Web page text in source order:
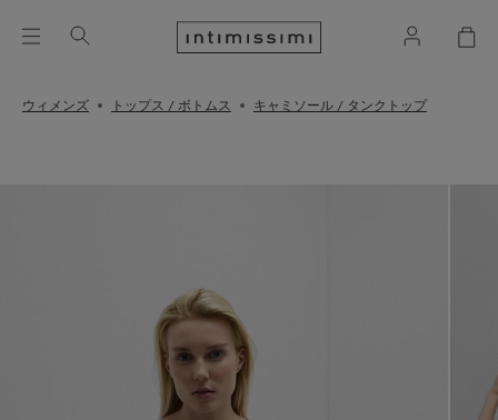
ウィメンズ トップス / ボトムス キャミソール / タンクトップ